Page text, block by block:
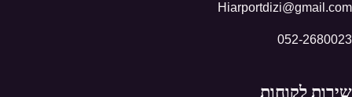
Hiarportdizi@gmail.com
052-2680023
שירות לקוחות